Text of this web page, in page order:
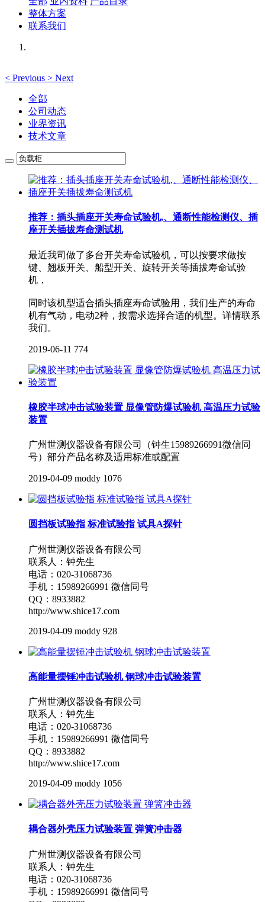
整体方案
联系我们
< Previous > Next
全部
公司动态
业界资讯
技术文章
推荐：插头插座开关寿命试验机,、通断性能检测仪、插
座开关插拔寿命测试机
最近我司做了多台开关寿命试验机，可以按要求做按
键、翘板开关、船型开关、旋转开关等插拔寿命试验
机，
同时该机型适合插头插座寿命试验用，我们生产的寿命
机有气动，电动2种，按需求选择合适的机型。详情联系
我们。
2019-06-11 774
橡胶半球冲击试验装置 显像管防爆试验机 高温压力试验
装置
广州世测仪器设备有限公司（钟生15989266991微信同
号）部分产品名称及适用标准或配置
2019-04-09 moddy 1076
圆挡板试验指 标准试验指 试具A探针
广州世测仪器设备有限公司
联系人：钟先生
电话：020-31068736
手机：15989266991 微信同号
QQ：8933882
http://www.shice17.com
2019-04-09 moddy 928
高能量摆锤冲击试验机 钢球冲击试验装置
广州世测仪器设备有限公司
联系人：钟先生
电话：020-31068736
手机：15989266991 微信同号
QQ：8933882
http://www.shice17.com
2019-04-09 moddy 1056
耦合器外壳压力试验装置 弹簧冲击器
广州世测仪器设备有限公司
联系人：钟先生
电话：020-31068736
手机：15989266991 微信同号